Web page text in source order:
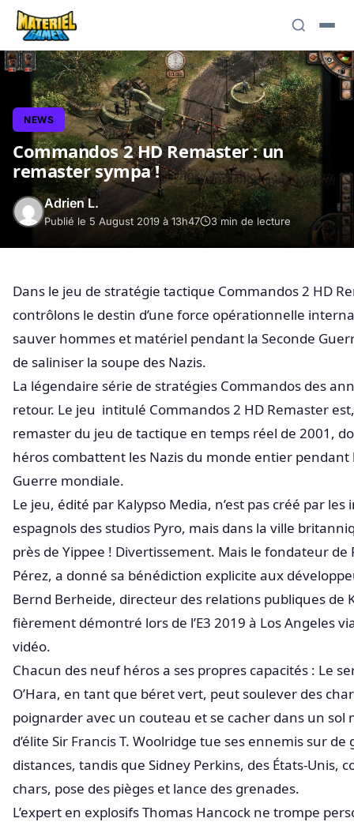
NEWS
Commandos 2 HD Remaster : un
remaster sympa !
Adrien L.
Publié le 5 August 2019 à 13h47 3 min de lecture
Dans le jeu de stratégie tactique Commandos 2 HD
contrôlons le destin d’une force opérationnelle
sauver hommes et matériel pendant la Seconde
de saliniser la soupe des Nazis.
La légendaire série de stratégies Commandos des
retour. Le jeu intitulé Commandos 2 HD Remaster
remaster du jeu de tactique en temps réel de 2001,
héros combattent les Nazis du monde entier pendant
Guerre mondiale.
Le jeu, édité par Kalypso Media, n’est pas créé par
espagnols des studios Pyro, mais dans la ville
près de Yippee ! Divertissement. Mais le fondateur de
Pérez, a donné sa bénédiction explicite aux
Bernd Berheide, directeur des relations publiques de
fièrement démontré lors de l’E3 2019 à Los Angeles
vidéo.
Chacun des neuf héros a ses propres capacités : Le
O’Hara, en tant que béret vert, peut soulever des
poignarder avec un couteau et se cacher dans un sol
d’élite Sir Francis T. Woolridge tue ses ennemis sur de
distances, tandis que Sidney Perkins, des États-Unis,
chars, pose des pièges et lance des grenades.
L’expert en explosifs Thomas Hancock ne trompe